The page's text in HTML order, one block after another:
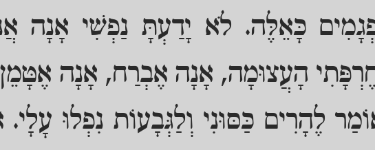
כָּאֵלֶּה. לֹא יָדַעְתָּ נַפְשִׁי אָנָה
הָעֲצוּמָה, אָנָה אֶבְרַח, אָנָה
לֶהָרִים כַּסּוּנִי וְלַגְּבָעוֹת נִפְלוּ